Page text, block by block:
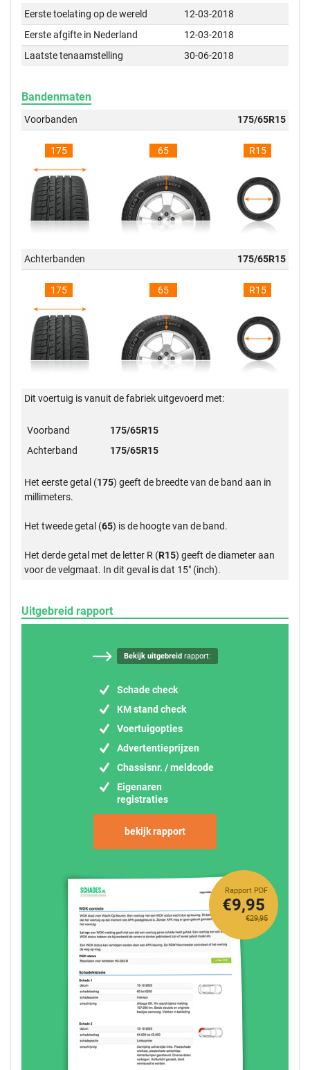
Eerste toelating op de wereld
12-03-2018
Eerste afgifte in Nederland
12-03-2018
Laatste tenaamstelling
30-06-2018
Bandenmaten
Voorbanden 175/65R15
175 65 R15
Achterbanden 175/65R15
175 65 R15
Dit voertuig is vanuit de fabriek uitgevoerd met:
Voorband
175/65R15
Achterband
175/65R15
Het eerste getal (175) geeft de breedte van de band aan in
millimeters.
Het tweede getal (65) is de hoogte van de band.
Het derde getal met de letter R (R15) geeft de diameter aan
voor de velgmaat. In dit geval is dat 15" (inch).
Uitgebreid rapport
Bekijk uitgebreid rapport:
Schade check
KM stand check
Voertuigopties
Advertentieprijzen
Chassisnr. / meldcode
Eigenaren
registraties
bekijk rapport
Rapport PDF
€29,95
€9,95